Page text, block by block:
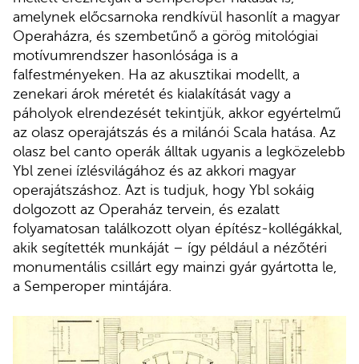
amelynek előcsarnoka rendkívül hasonlít a magyar
Operaházra, és szembetűnő a görög mitológiai
motívumrendszer hasonlósága is a
falfestményeken. Ha az akusztikai modellt, a
zenekari árok méretét és kialakítását vagy a
páholyok elrendezését tekintjük, akkor egyértelmű
az olasz operajátszás és a milánói Scala hatása. Az
olasz bel canto operák álltak ugyanis a legközelebb
Ybl zenei ízlésvilágához és az akkori magyar
operajátszáshoz. Azt is tudjuk, hogy Ybl sokáig
dolgozott az Operaház tervein, és ezalatt
folyamatosan találkozott olyan építész-kollégákkal,
akik segítették munkáját – így például a nézőtéri
monumentális csillárt egy mainzi gyár gyártotta le,
a Semperoper mintájára.